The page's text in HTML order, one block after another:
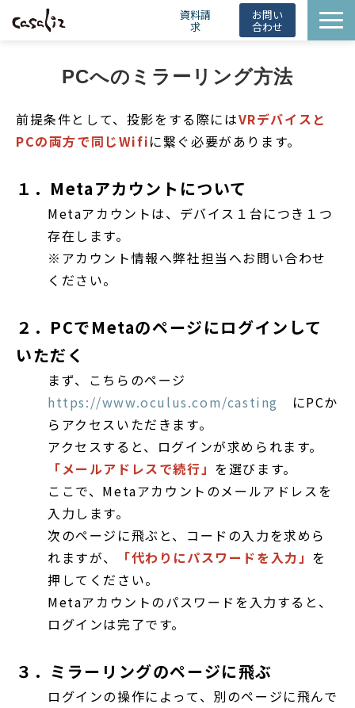
資料請
求
お問い
合わせ
導入事例
ニュース
会社概要
PCへのミラーリング方法
前提条件として、投影をする際にはVRデバイスと
PCの両方で同じWifiに繋ぐ必要があります。
１．Metaアカウントについて
Metaアカウントは、デバイス１台につき１つ
存在します。
※アカウント情報へ弊社担当へお問い合わせ
ください。
２．PCでMetaのページにログインして
いただく
まず、こちらのページ
https://www.oculus.com/casting
にPCか
らアクセスいただきます。
アクセスすると、ログインが求められます。
「メールアドレスで続行」 を選びます。
ここで、Metaアカウントのメールアドレスを
入力します。
次のページに飛ぶと、コードの入力を求めら
れますが、
「代わりにパスワードを入力」 を
押してください。
Metaアカウントのパスワードを入力すると、
ログインは完了です。
３．ミラーリングのページに飛ぶ
ログインの操作によって、別のページに飛んで